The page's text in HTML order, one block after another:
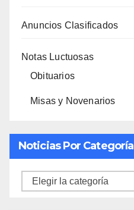
Anuncios Clasificados
Notas Luctuosas
Obituarios
Misas y Novenarios
Noticias Por Categoría
Noticias